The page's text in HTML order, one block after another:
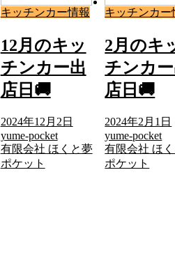
キッチンカー情報
12月のキッ
チンカー出
店日🚚
2024年12月2日
yume-pocket
有限会社 ほくと夢
ポケット
キッチンカー
2月のキ
チンカ
店日🚚
2024年2月1日
yume-pocket
有限会社 ほ
ポケット